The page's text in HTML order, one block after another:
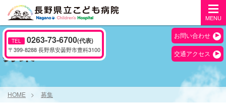
MENU
TEL 0263-73-6700(代表)
〒399-8288 長野県安曇野市豊科3100
お問い合わせ
交通アクセス
募集
HOME
募集